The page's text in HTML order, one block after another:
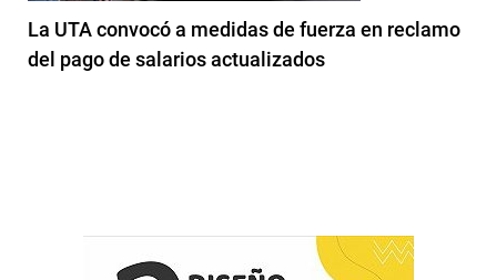
La UTA convocó a medidas de fuerza en reclamo
del pago de salarios actualizados